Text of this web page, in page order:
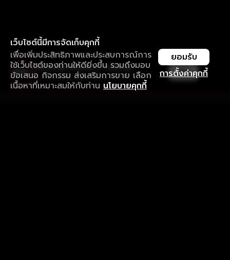
เว็บไซต์นี้มีการจัดเก็บคุกกี้
เพื่อเพิ่มประสิทธิภาพและประสบการณ์การ
ใช้เว็บไซต์ของท่านให้ดียิ่งขึ้น รวมถึงมอบ
ข้อเสนอ กิจกรรม ส่งเสริมการขาย เลือก
เนื้อหาที่เหมาะสมให้กับท่าน นโยบายคุกกี้
การตั้งค่าคุกกี้
ยอมรับ
ใช้งานแอป ลื่นไหลกว่า ไม่มีสะดุด
ดาวน์โหลดแอปเพื่อการรับชมที่ดีกว่า เปิด